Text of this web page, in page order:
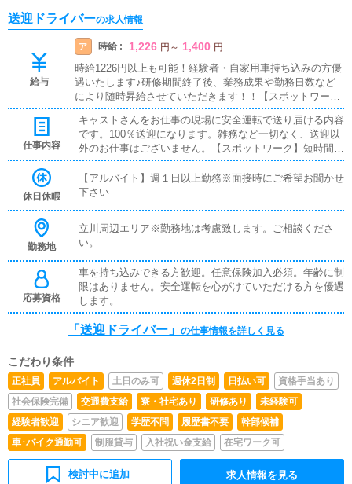
送迎ドライバーの求人情報
給与
ア 時給 : 1,226 円 ～ 1,400 円
時給1226円以上も可能！経験者・自家用車持ち込みの方優
遇いたします♪研修期間終了後、業務成果や勤務日数など
により随時昇給させていただきます！！【スポットワー
ク】5時間勤務から可能時給1226円～
仕事内容
キャストさんをお仕事の現場に安全運転で送り届ける内容
です。100％送迎になります。雑務など一切なく、送迎以
外のお仕事はございません。【スポットワーク】短時間の
勤務内でキャストさんの送迎をお願いします。免許だけあ
れば誰にでも出来る簡単なお仕事です。
休日休暇
【アルバイト】週１日以上勤務※面接時にご希望お聞かせ
下さい
勤務地
立川周辺エリア※勤務地は考慮致します。ご相談くださ
い。
応募資格
車を持ち込みできる方歓迎。任意保険加入必須。年齢に制
限はありません。安全運転を心がけていただける方を優遇
します。
「送迎ドライバー」 の仕事情報を詳しく見る
こだわり条件
正社員 アルバイト 土日のみ可 週休2日制 日払い可
資格手当あり
社会保険完備
交通費支給 寮・社宅あり 研修あり
未経験可
経験者歓迎
シニア歓迎 学歴不問 履歴書不要
幹部候補
車･バイク通勤可
制服貸与 入社祝い金支給 在宅ワーク可
検討中に追加 求人情報を見る